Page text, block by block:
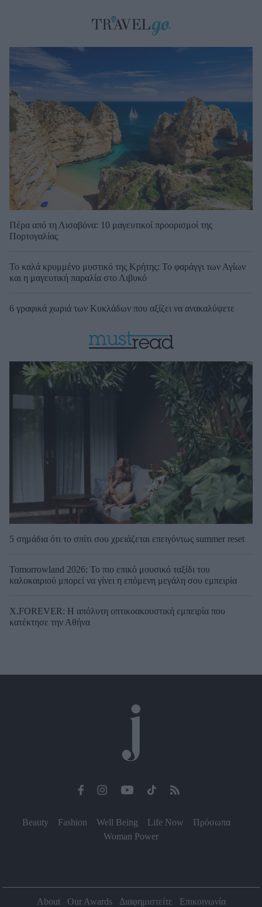
Πέρα από τη Λισαβόνα: 10 μαγευτικοί προορισμοί της
Πορτογαλίας
Το καλά κρυμμένο μυστικό της Κρήτης: Το φαράγγι των Αγίων
και η μαγευτική παραλία στο Λιβυκό
6 γραφικά χωριά των Κυκλάδων που αξίζει να ανακαλύψετε
5 σημάδια ότι το σπίτι σου χρειάζεται επειγόντως summer reset
Tomorrowland 2026: Το πιο επικό μουσικό ταξίδι του
καλοκαιριού μπορεί να γίνει η επόμενη μεγάλη σου εμπειρία
X.FOREVER: Η απόλυτη οπτικοακουστική εμπειρία που
κατέκτησε την Αθήνα
Beauty Fashion Well Being Life Now
Πρόσωπα
Woman Power
About Our Awards Διαφημιστείτε Επικοινωνία